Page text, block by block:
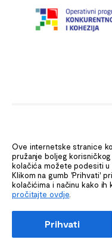
sudjeluje u korištenju
razdoblje 2014.-2020.
sredstvima tehničke
Konkurentnost i kohezija,
Sadržaj ove stranice
Ove internetske stranice
pružanje boljeg
kolačića možete podesiti u
Klikom na gumb 'Prihvati'
kolačićima i načinu kako ih
pročitajte ovdje
Prihvati